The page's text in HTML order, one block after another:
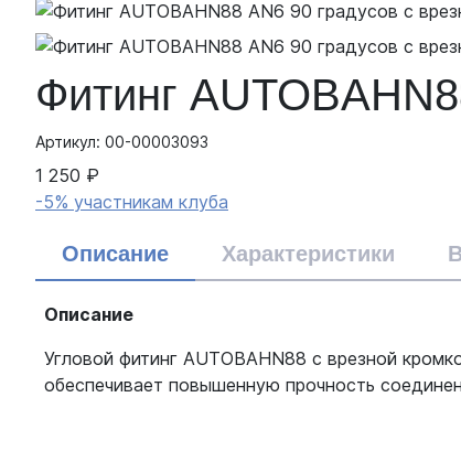
Фитинг
Артикул: 00-00003093
1 250 ₽
-5% участникам клуба
Описание Характеристики
Описание
Угловой фитинг AUTOBAHN88 с врезной
обеспечивает повышенную прочность